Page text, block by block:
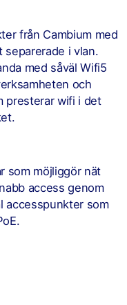
från Cambium med
separerade i vlan.
med såväl Wifi5
och
presterar wifi i det
som möjliggör nät
access genom
accesspunkter som